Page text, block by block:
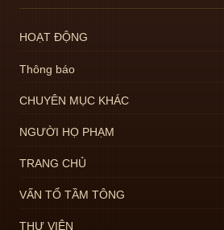
HOẠT ĐỘNG
Thông báo
CHUYÊN MỤC KHÁC
NGƯỜI HỌ PHẠM
TRANG CHỦ
VẤN TỔ TẦM TÔNG
THƯ VIỆN